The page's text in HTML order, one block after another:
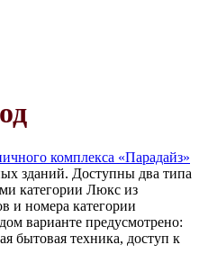
комплекса «Парадайз»
зданий. Доступны два типа
категории Люкс из
и номера категории
варианте предусмотрено:
бытовая техника, доступ к